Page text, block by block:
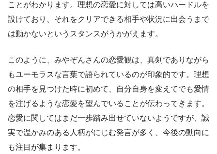
ことがわかります。理想の恋愛に対しては高いハードルを
設けており、それをクリアできる相手や状況に出会うまで
は動かないというスタンスがうかがえます。
このように、みやぞんさんの恋愛観は、真剣でありながら
もユーモラスな言葉で語られているのが印象的です。理想
の相手を見つけた時に初めて、自分自身を変えてでも愛情
を注げるような恋愛を望んでいることが伝わってきます。
恋愛に関してはまだ一歩踏み出せていないようですが、誠
実で温かみのある人柄がにじむ発言が多く、今後の動向に
も注目が集まります。